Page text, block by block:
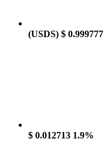
(USDS) $ 0.999777
$ 0.012713 1.9%